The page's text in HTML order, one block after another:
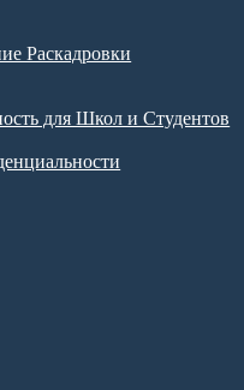
Раскадровки
для Школ и Студентов